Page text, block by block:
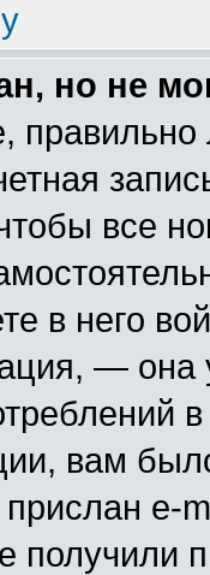
но не
все
в него
—
вам
e-
получили